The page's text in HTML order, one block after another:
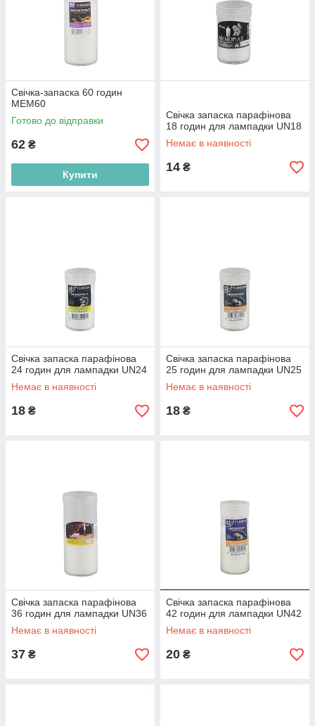
Свічка-запаска 60 годин
MEM60
Готово до відправки
62 ₴
Купити
Свічка запаска парафінова
18 годин для лампадки UN18
Немає в наявності
14 ₴
Свічка запаска парафінова
24 годин для лампадки UN24
Немає в наявності
18 ₴
Свічка запаска парафінова
25 годин для лампадки UN25
Немає в наявності
18 ₴
Свічка запаска парафінова
36 годин для лампадки UN36
Немає в наявності
37 ₴
Свічка запаска парафінова
42 годин для лампадки UN42
Немає в наявності
20 ₴